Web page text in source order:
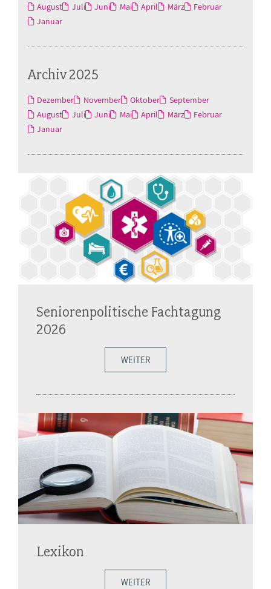
August Juli Juni Mai April März
Februar
Januar
Archiv 2025
Dezember November Oktober
September
August
Juli Juni Mai April März
Februar
Januar
Seniorenpolitische Fachtagung
2026
WEITER
Lexikon
WEITER